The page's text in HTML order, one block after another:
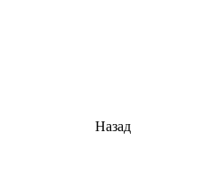
Назад